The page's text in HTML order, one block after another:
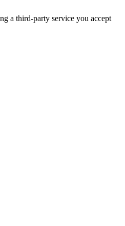
a third-party service you accept